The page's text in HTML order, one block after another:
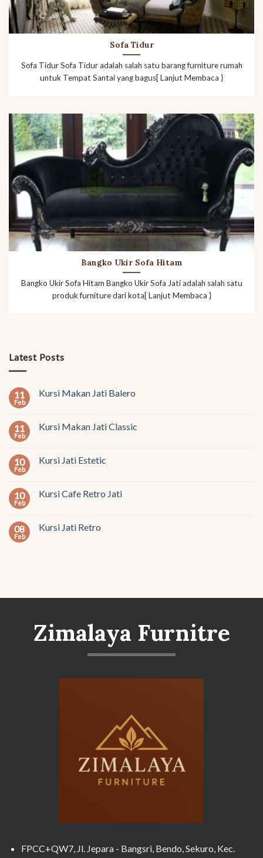
Latest Posts
11
Feb
Kursi Makan Jati Balero
11
Feb
Kursi Makan Jati Classic
10
Feb
Kursi Jati Estetic
10
Feb
Kursi Cafe Retro Jati
08
Feb
Kursi Jati Retro
Sofa Tidur
Sofa Tidur Sofa Tidur adalah salah satu barang furniture rumah
untuk Tempat Santai yang bagus[ Lanjut Membaca }
Bangko Ukir Sofa Hitam
Bangko Ukir Sofa Hitam Bangko Ukir Sofa Jati adalah salah satu
produk furniture dari kota[ Lanjut Membaca }
Zimalaya Furnitre
FPCC+QW7, Jl. Jepara - Bangsri, Bendo, Sekuro, Kec.